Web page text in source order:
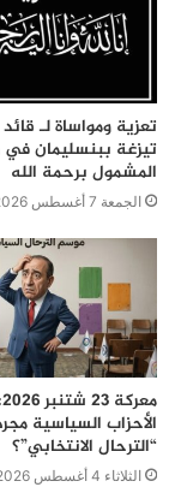
لنجاحها في
التي تبذلها
وشركة اوزون
عالية وهو ما
النفايات خلال
ساعة لترفع
احتياطية.
مدينة مغربية،
كسيطا المحمدية
المحتمل ان تنال
مغربية.
تعزية ومواساة لـ
تيزغة ببنسليمان في
المشمول برحمة الله
الجمعة 7 أغسطس 2026
الأحزاب السياسية
“الترحال الانتخابي”؟
الثلاثاء 4 أغسطس 2026